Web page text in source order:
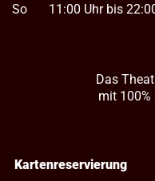
So
11:00 Uhr bis
Das
mit 100%
Kartenreservierung